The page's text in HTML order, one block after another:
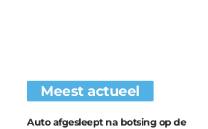
Meest actueel
Auto afgesleept na botsing op de